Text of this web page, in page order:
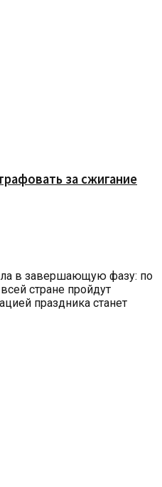
за сжигание
в завершающую фазу: по
стране пройдут
праздника станет